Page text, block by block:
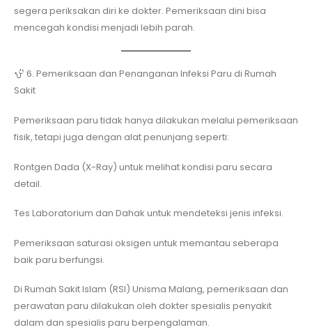
segera periksakan diri ke dokter. Pemeriksaan dini bisa
mencegah kondisi menjadi lebih parah.
6. Pemeriksaan dan Penanganan Infeksi Paru di Rumah
Sakit
Pemeriksaan paru tidak hanya dilakukan melalui pemeriksaan
fisik, tetapi juga dengan alat penunjang seperti:
Rontgen Dada (X-Ray) untuk melihat kondisi paru secara
detail.
Tes Laboratorium dan Dahak untuk mendeteksi jenis infeksi.
Pemeriksaan saturasi oksigen untuk memantau seberapa
baik paru berfungsi.
Di Rumah Sakit Islam (RSI) Unisma Malang, pemeriksaan dan
perawatan paru dilakukan oleh dokter spesialis penyakit
dalam dan spesialis paru berpengalaman.